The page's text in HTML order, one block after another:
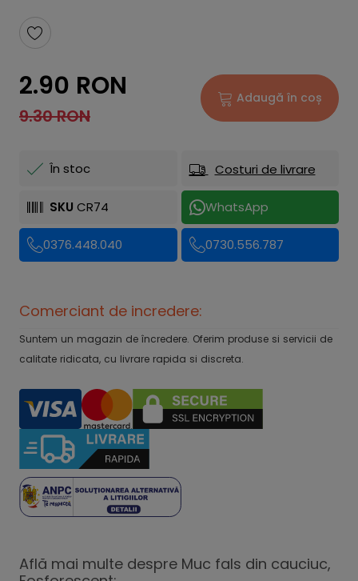
2.90 RON
9.30 RON
Adaugă în coș
În stoc Costuri de livrare
SKU CR74 WhatsApp
0376.448.040 0730.556.787
Comerciant de incredere:
Suntem un magazin de încredere. Oferim produse si servicii de
calitate ridicata, cu livrare rapida si discreta.
Află mai multe despre Muc fals din cauciuc,